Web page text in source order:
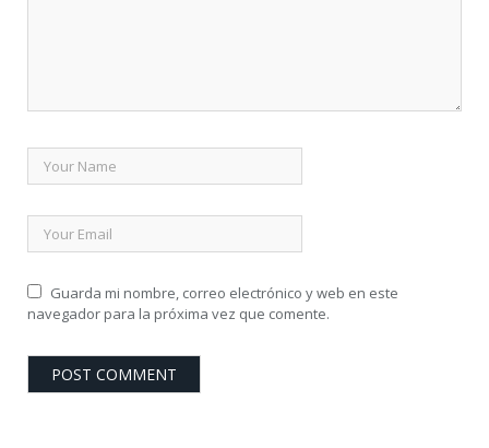
Guarda mi nombre, correo electrónico y web en este
navegador para la próxima vez que comente.